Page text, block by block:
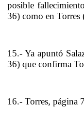
posible
36) como en Torres
15.- Ya apuntó
36) que confirma
16.- Torres, página